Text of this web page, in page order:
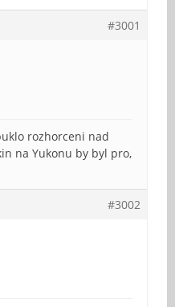
#3001
rozhorceni nad
na Yukonu by byl pro,
#3002